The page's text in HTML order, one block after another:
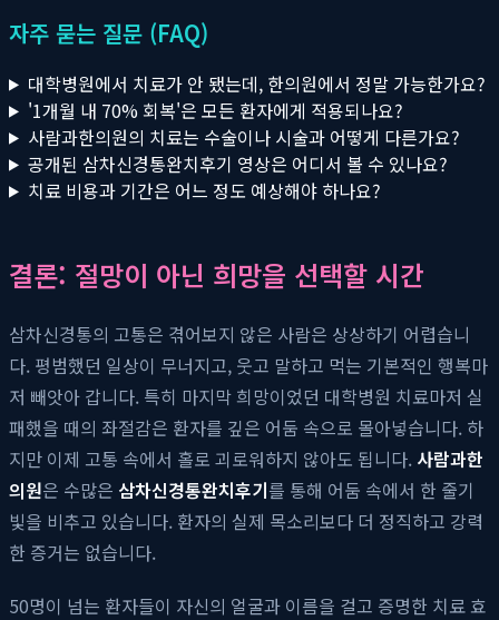
자주 묻는 질문 (FAQ)
대학병원에서 치료가 안 됐는데, 한의원에서 정말 가능한가요?
'1개월 내 70% 회복'은 모든 환자에게 적용되나요?
사람과한의원의 치료는 수술이나 시술과 어떻게 다른가요?
공개된 삼차신경통완치후기 영상은 어디서 볼 수 있나요?
치료 비용과 기간은 어느 정도 예상해야 하나요?
결론: 절망이 아닌 희망을 선택할 시간
삼차신경통의 고통은 겪어보지 않은 사람은 상상하기 어렵습니
다. 평범했던 일상이 무너지고, 웃고 말하고 먹는 기본적인 행복마
저 빼앗아 갑니다. 특히 마지막 희망이었던 대학병원 치료마저 실
패했을 때의 좌절감은 환자를 깊은 어둠 속으로 몰아넣습니다. 하
지만 이제 고통 속에서 홀로 괴로워하지 않아도 됩니다. 사람과한
의원은 수많은 삼차신경통완치후기를 통해 어둠 속에서 한 줄기
빛을 비추고 있습니다. 환자의 실제 목소리보다 더 정직하고 강력
한 증거는 없습니다.
50명이 넘는 환자들이 자신의 얼굴과 이름을 걸고 증명한 치료 효